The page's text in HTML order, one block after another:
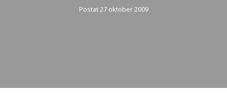
Postat27 oktober 2009